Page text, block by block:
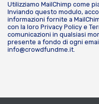
Utilizziamo MailChimp come
Inviando questo modulo,
informazioni fornite a
con la loro Privacy Policy e
comunicazioni in qualsiasi
presente a fondo di ogni
info@crowdfundme.it.